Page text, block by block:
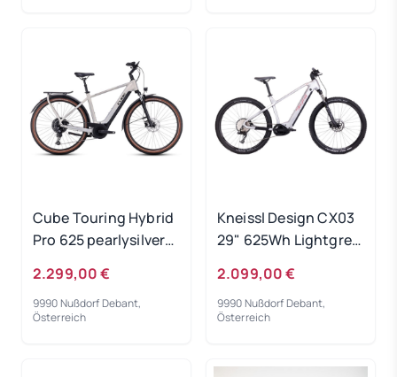
Cube Touring Hybrid
Pro 625 pearlysilver
50 cm -
Ausstellungsrad
2.299,00 €
9990 Nußdorf Debant,
Österreich
Kneissl Design CX03
29" 625Wh Lightgrey
Ausstellungsrad
2.099,00 €
9990 Nußdorf Debant,
Österreich